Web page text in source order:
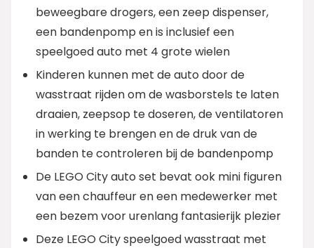
beweegbare drogers, een zeep dispenser,
een bandenpomp en is inclusief een
speelgoed auto met 4 grote wielen
Kinderen kunnen met de auto door de
wasstraat rijden om de wasborstels te laten
draaien, zeepsop te doseren, de ventilatoren
in werking te brengen en de druk van de
banden te controleren bij de bandenpomp
De LEGO City auto set bevat ook mini figuren
van een chauffeur en een medewerker met
een bezem voor urenlang fantasierijk plezier
Deze LEGO City speelgoed wasstraat met